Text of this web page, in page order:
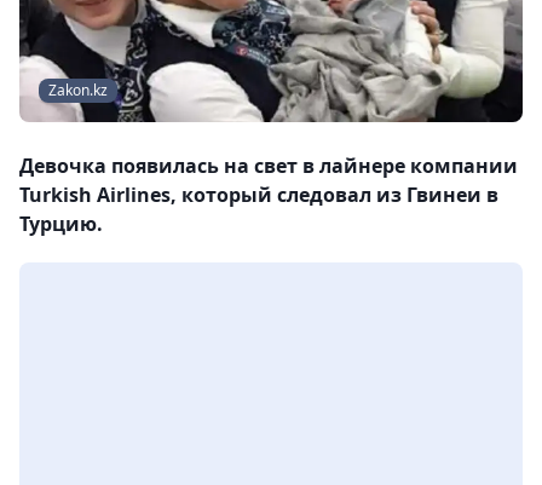
Zakon.kz
Девочка появилась на свет в лайнере компании
Turkish Airlines, который следовал из Гвинеи в
Турцию.